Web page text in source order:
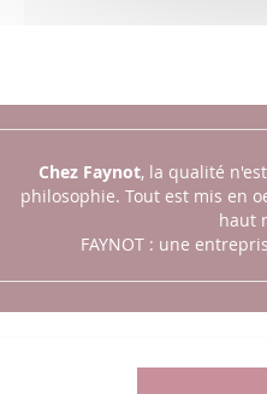
Chez Faynot, la qualité
philosophie. Tout est mis en
haut
FAYNOT : une